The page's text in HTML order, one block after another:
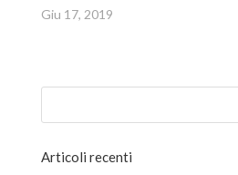
Giu 17, 2019
Articoli recenti